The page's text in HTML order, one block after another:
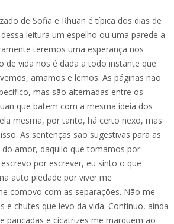
de Sofia e Rhuan é típica dos dias de
leitura um espelho ou uma parede a
teremos uma esperança nos
de vida nos é dada a todo instante que
amamos e lemos. As páginas não
mas são alternadas entre os
que batem com a mesma ideia dos
mesma, por tanto, há certo nexo, mas
As sentenças são sugestivas para as
amor, daquilo que tomamos por
por escrever, eu sinto o que
auto piedade por viver me
comovo com as separações. Não me
e chutes que levo da vida. Continuo, ainda
pancadas e cicatrizes me marquem ao